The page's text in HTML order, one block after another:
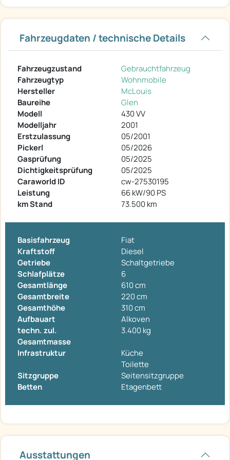
Fahrzeugdaten / technische Details
Fahrzeugzustand
Gebrauchtfahrzeug
Fahrzeugtyp
Wohnmobile
Hersteller
McLouis
Baureihe
Glen
Modell
430 VV
Modelljahr
2001
Erstzulassung
05/2001
Pickerl
05/2026
Gasprüfung
05/2025
Dichtigkeitsprüfung
05/2025
Caraworld ID
cw-27530195
Leistung
66 kW/90 PS
km Stand
73.500 km
Basisfahrzeug
Fiat
Kraftstoff
Diesel
Getriebe
Schaltgetriebe
Schlafplätze
6
Gesamtlänge
610 cm
Gesamtbreite
220 cm
Gesamthöhe
310 cm
Aufbauart
Alkoven
techn. zul.
Gesamtmasse
3.400 kg
Infrastruktur
Küche
Toilette
Sitzgruppe
Seitensitzgruppe
Betten
Etagenbett
Ausstattungen